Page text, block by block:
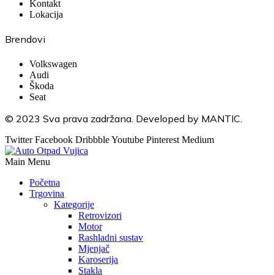
Kontakt
Lokacija
Brendovi
Volkswagen
Audi
Škoda
Seat
© 2023 Sva prava zadržana. Developed by MANTIC.
Twitter Facebook DribbbleYoutube Pinterest Medium
Main Menu
Početna
Trgovina
Kategorije
Retrovizori
Motor
Rashladni sustav
Mjenjač
Karoserija
Stakla